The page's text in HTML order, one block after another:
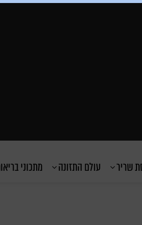
שריר עולם התזונה מתכוני